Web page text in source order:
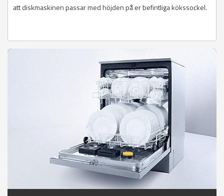
att diskmaskinen passar med höjden på er befintliga kökssockel.